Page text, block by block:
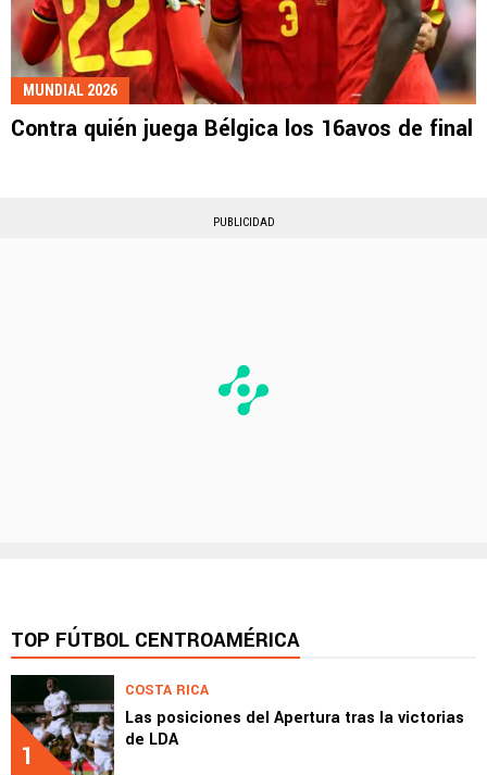
MUNDIAL 2026
Contra quién juega Bélgica los 16avos de final
PUBLICIDAD
TOP FÚTBOL CENTROAMÉRICA
1
COSTA RICA
Las posiciones del Apertura tras la victorias
de LDA